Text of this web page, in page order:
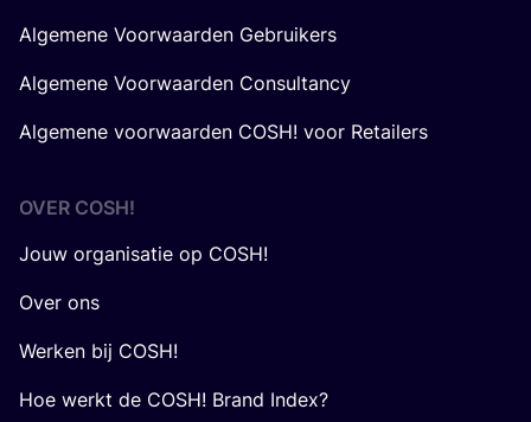
Algemene Voorwaarden Gebruikers
Algemene Voorwaarden Consultancy
Algemene voorwaarden COSH! voor Retailers
OVER COSH!
Jouw organisatie op COSH!
Over ons
Werken bij COSH!
Hoe werkt de COSH! Brand Index?